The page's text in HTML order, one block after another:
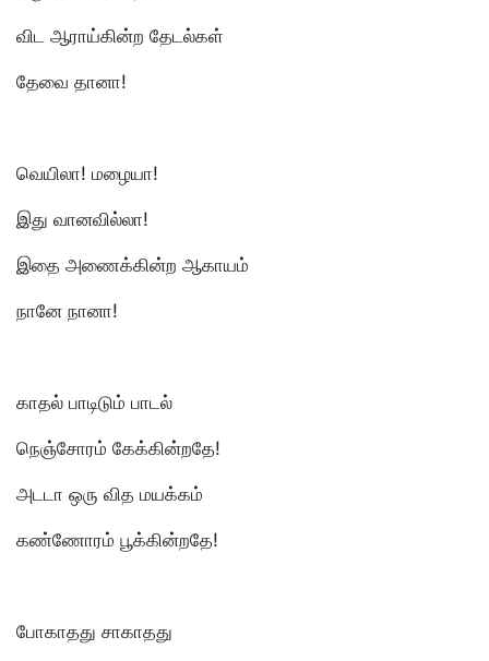
விட ஆராய்கின்ற தேடல்கள்
தேவை தானா!
வெயிலா! மழையா!
இது வானவில்லா!
இதை அணைக்கின்ற ஆகாயம்
நானே நானா!
காதல் பாடிடும் பாடல்
நெஞ்சோரம் கேக்கின்றதே!
அடடா ஒரு வித மயக்கம்
கண்ணோரம் பூக்கின்றதே!
போகாதது சாகாதது